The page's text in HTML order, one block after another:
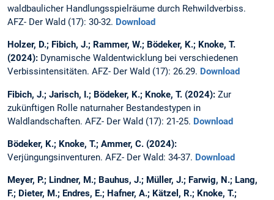
waldbaulicher Handlungsspielräume durch Rehwildverbiss.
AFZ- Der Wald (17): 30-32. Download
Holzer, D.; Fibich, J.; Rammer, W.; Bödeker, K.; Knoke, T.
(2024): Dynamische Waldentwicklung bei verschiedenen
Verbissintensitäten. AFZ- Der Wald (17): 26.29. Download
Fibich, J.; Jarisch, I.; Bödeker, K.; Knoke, T. (2024): Zur
zukünftigen Rolle naturnaher Bestandestypen in
Waldlandschaften. AFZ- Der Wald (17): 21-25. Download
Bödeker, K.; Knoke, T.; Ammer, C. (2024):
Verjüngungsinventuren. AFZ- Der Wald: 34-37. Download
Meyer, P.; Lindner, M.; Bauhus, J.; Müller, J.; Farwig, N.; Lang,
F.; Dieter, M.; Endres, E.; Hafner, A.; Kätzel, R.; Knoke, T.;